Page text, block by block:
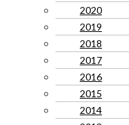
2020
2019
2018
2017
2016
2015
2014